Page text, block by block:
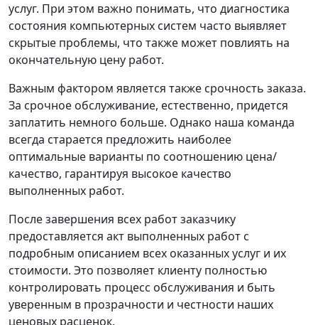
услуг. При этом важно понимать, что диагностика
состояния компьютерных систем часто выявляет
скрытые проблемы, что также может повлиять на
окончательную цену работ.
Важным фактором является также срочность заказа.
За срочное обслуживание, естественно, придется
заплатить немного больше. Однако наша команда
всегда старается предложить наиболее
оптимальные варианты по соотношению цена/
качество, гарантируя высокое качество
выполненных работ.
После завершения всех работ заказчику
предоставляется акт выполненных работ с
подробным описанием всех оказанных услуг и их
стоимости. Это позволяет клиенту полностью
контролировать процесс обслуживания и быть
уверенным в прозрачности и честности наших
ценовых расценок.